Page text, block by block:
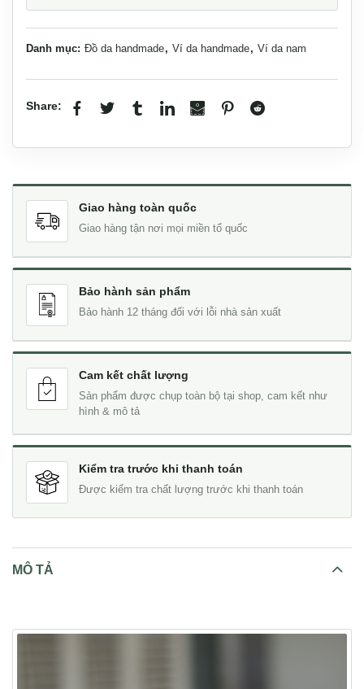
Danh mục: Đồ da handmade, Ví da handmade, Ví da nam
Share:
Giao hàng toàn quốc
Giao hàng tận nơi mọi miền tổ quốc
Bảo hành sản phẩm
Bảo hành 12 tháng đối với lỗi nhà sản xuất
Cam kết chất lượng
Sản phẩm được chụp toàn bộ tại shop, cam kết như
hình & mô tả
Kiểm tra trước khi thanh toán
Được kiểm tra chất lượng trước khi thanh toán
MÔ TẢ